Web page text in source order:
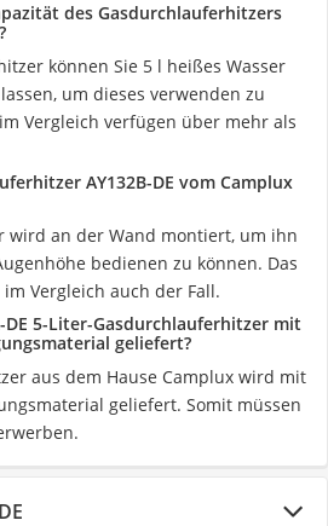
des Gasdurchlauferhitzers
können Sie 5 l heißes Wasser
um dieses verwenden zu
Vergleich verfügen über mehr als
AY132B-DE vom Camplux
wird an der Wand montiert, um ihn
bedienen zu können. Das
Vergleich auch der Fall.
DE 5-Liter-Gasdurchlauferhitzer mit
geliefert?
aus dem Hause Camplux wird mit
geliefert. Somit müssen